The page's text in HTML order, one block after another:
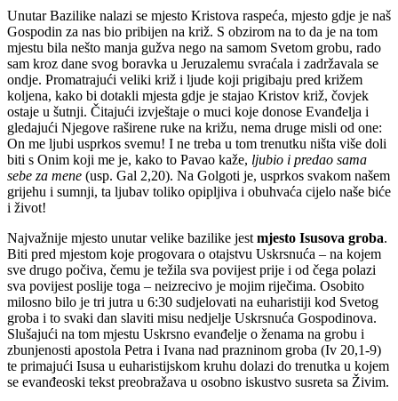
Unutar Bazilike nalazi se mjesto Kristova raspeća, mjesto gdje je naš
Gospodin za nas bio pribijen na križ. S obzirom na to da je na tom
mjestu bila nešto manja gužva nego na samom Svetom grobu, rado
sam kroz dane svog boravka u Jeruzalemu svraćala i zadržavala se
ondje. Promatrajući veliki križ i ljude koji prigibaju pred križem
koljena, kako bi dotakli mjesta gdje je stajao Kristov križ, čovjek
ostaje u šutnji. Čitajući izvještaje o muci koje donose Evanđelja i
gledajući Njegove raširene ruke na križu, nema druge misli od one:
On me ljubi usprkos svemu! I ne treba u tom trenutku ništa više doli
biti s Onim koji me je, kako to Pavao kaže, ljubio i predao sama
sebe za mene (usp. Gal 2,20). Na Golgoti je, usprkos svakom našem
grijehu i sumnji, ta ljubav toliko opipljiva i obuhvaća cijelo naše biće
i život!
Najvažnije mjesto unutar velike bazilike jest mjesto Isusova groba.
Biti pred mjestom koje progovara o otajstvu Uskrsnuća – na kojem
sve drugo počiva, čemu je težila sva povijest prije i od čega polazi
sva povijest poslije toga – neizrecivo je mojim riječima. Osobito
milosno bilo je tri jutra u 6:30 sudjelovati na euharistiji kod Svetog
groba i to svaki dan slaviti misu nedjelje Uskrsnuća Gospodinova.
Slušajući na tom mjestu Uskrsno evanđelje o ženama na grobu i
zbunjenosti apostola Petra i Ivana nad prazninom groba (Iv 20,1-9)
te primajući Isusa u euharistijskom kruhu dolazi do trenutka u kojem
se evanđeoski tekst preobražava u osobno iskustvo susreta sa Živim.